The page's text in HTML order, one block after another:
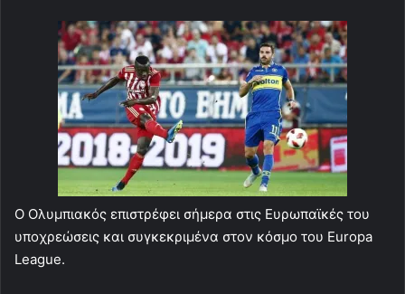
Ο Ολυμπιακός επιστρέφει σήμερα στις Ευρωπαϊκές του
υποχρεώσεις και συγκεκριμένα στον κόσμο του Europa
League.